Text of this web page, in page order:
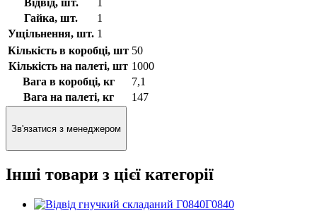
Відвід, шт.
1
Гайка, шт.
1
Ущільнення, шт. 1
Кількість в коробці, шт 50
Кількість на палеті, шт 1000
Вага в коробці, кг
7,1
Вага на палеті, кг
147
Зв'язатися з менеджером
Інші товари з цієї категорії
Г0840